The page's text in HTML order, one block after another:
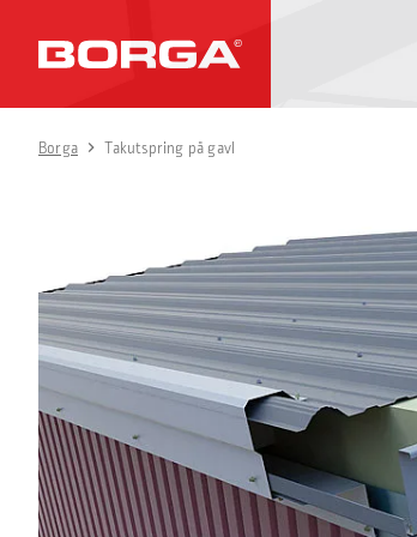
Borga Takutspring på gavl